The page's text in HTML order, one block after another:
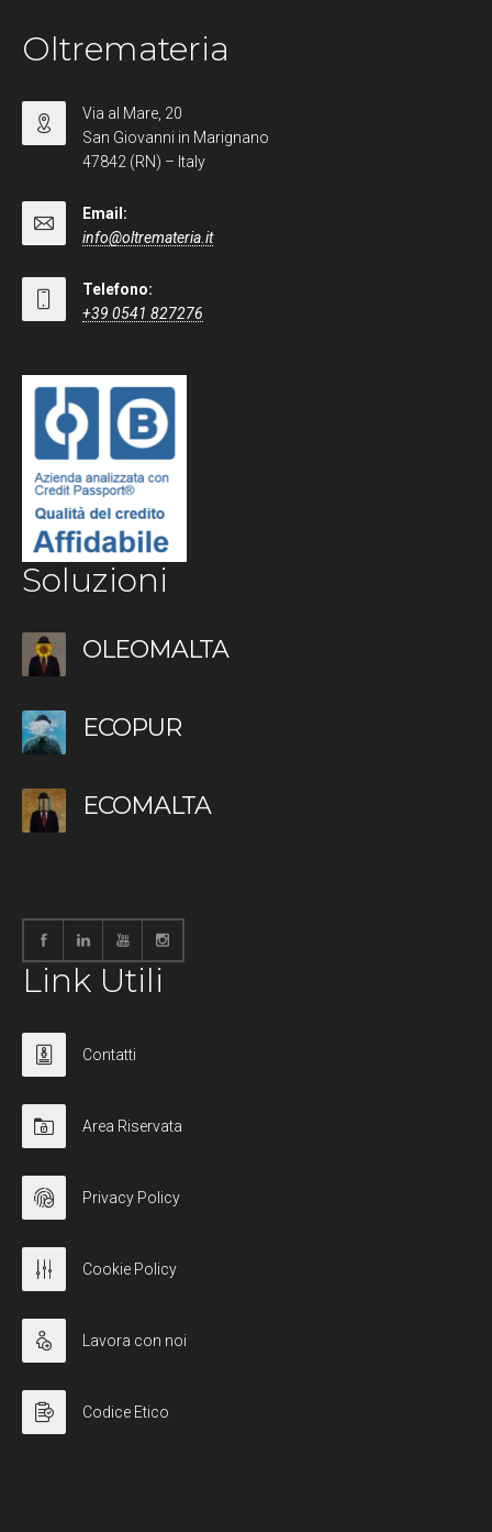
Oltremateria
Via al Mare, 20
San Giovanni in Marignano
47842 (RN) – Italy
Email:
info@oltremateria.it
Telefono:
+39 0541 827276
Soluzioni
OLEOMALTA
ECOPUR
ECOMALTA
Link Utili
Contatti
Area Riservata
Privacy Policy
Cookie Policy
Lavora con noi
Codice Etico